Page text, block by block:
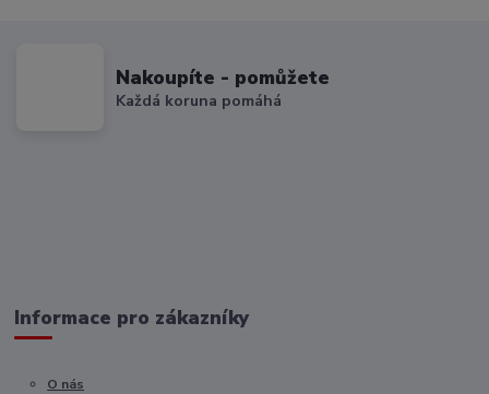
Nakoupíte - pomůžete
Každá koruna pomáhá
Informace pro zákazníky
O nás